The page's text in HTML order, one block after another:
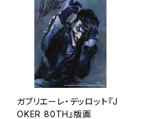
ガブリエーレ・デッロット『J
OKER 80TH』版画